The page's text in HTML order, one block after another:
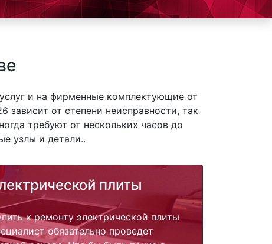
и на фирменные комплектующие от
зависит от степени неисправности, так
требуют от нескольких часов до
узлы и детали..
плиты
к ремонту электрической плиты
обязательно проведет